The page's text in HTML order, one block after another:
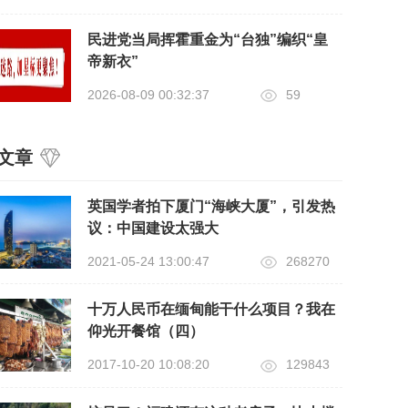
民进党当局挥霍重金为“台独”编织“皇
帝新衣”
2026-08-09 00:32:37 59
章
英国学者拍下厦门“海峡大厦”，引发热
议：中国建设太强大
2021-05-24 13:00:47 268270
十万人民币在缅甸能干什么项目？我在
仰光开餐馆（四）
2017-10-20 10:08:20 129843